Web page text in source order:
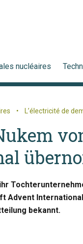
nucléaires
• L’électricité de
Advent
bekannt.